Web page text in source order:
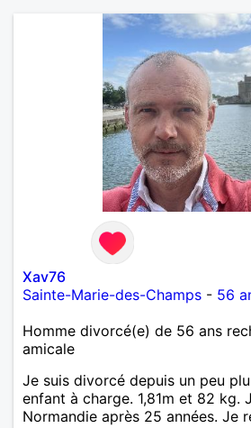
Xav76
Sainte-Marie-des-Champs - 56
Homme divorcé(e) de 56 ans
amicale
Je suis divorcé depuis un peu
enfant à charge. 1,81m et 82 kg.
Normandie après 25 années. Je